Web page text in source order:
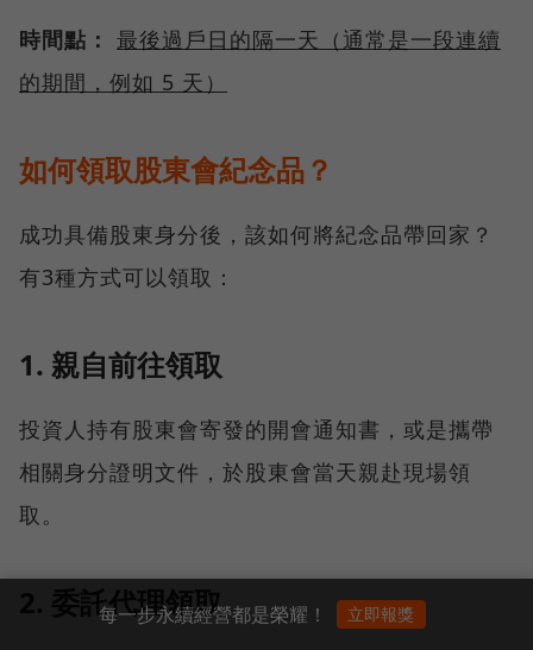
時間點： 最後過戶日的隔一天（通常是一段連續
的期間，例如 5 天）
如何領取股東會紀念品？
成功具備股東身分後，該如何將紀念品帶回家？
有3種方式可以領取：
1. 親自前往領取
投資人持有股東會寄發的開會通知書，或是攜帶
相關身分證明文件，於股東會當天親赴現場領
取。
2. 委託代理領取
每一步永續經營都是榮耀！ 立即報獎